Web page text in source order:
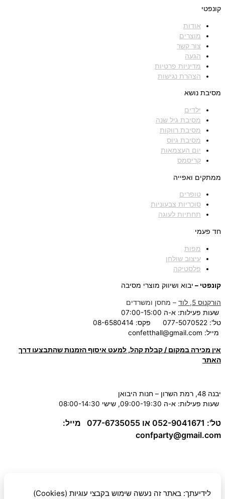
קונפטי
אודות
מוצרים
צור קשר
הגעה
מדיניות פרטיות
הצהרת נגישות
מסיבת נושא
ילדים
מסיבת גיל שנה
מסיבת רווקות
מסיבת גיוס
יום העצמאות
קריסמס
ממתקים ואפייה
טופרים
סוכריות צבעוניות
תחתיות לעוגה
חד פעמי
מפות
עיצוב שולחן
פלסטיקה
קונפטי – יבוא ושיווק מוצרי מסיבה
הורקנוס 5, לוד
– מחסן ומשרדים
שעות פעילות: א-ה 07:00-15:00
טל': 077-5070522
מייל: confetthall@gmail.com
אין מכירה במקום / קבלת קהל, למעט איסוף הזמנות שהתבצעו דרך
האתר
יבנה 48, רמת השרון – חנות היבואן
שעות פעילות: א-ה 09:00-19:30, שישי 08:00-14:30
טל': 052-9041671 או 077-6735055
מייל:
confparty@gmail.com
לידיעתך: באתר זה נעשה שימוש בקבצי עוגיות (Cookies)